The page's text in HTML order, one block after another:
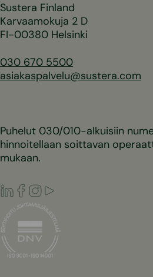
Sustera Finland
Karvaamokuja 2 D
FI-00380 Helsinki
030 670 5500
asiakaspalvelu@sustera.com
Puhelut 030/010-alkuisiin
hinnoitellaan soittavan
mukaan.
LinkedIn
Facebook
Instagram